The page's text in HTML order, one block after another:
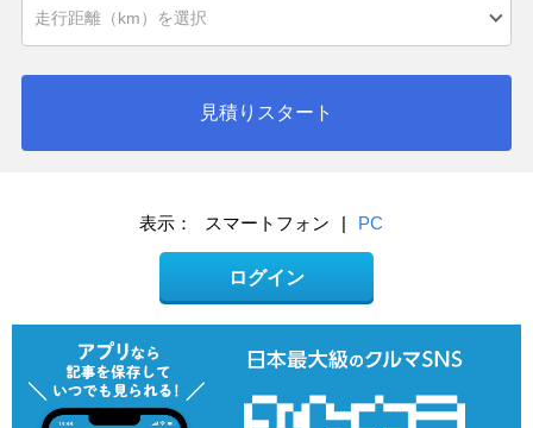
見積りスタート
表示： スマートフォン | PC
ログイン